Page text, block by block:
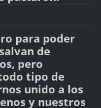
para poder
de
pero
tipo de
unido a los
y nuestros